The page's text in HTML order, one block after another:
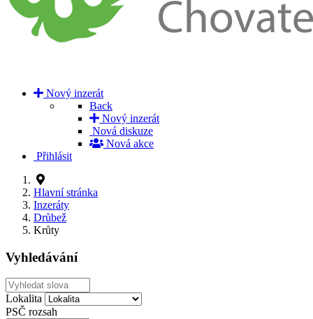
Nový inzerát
Back
Nový inzerát
Nová diskuze
Nová akce
Přihlásit
Hlavní stránka
Inzeráty
Drůbež
Krůty
Vyhledávání
Lokalita
PSČ rozsah